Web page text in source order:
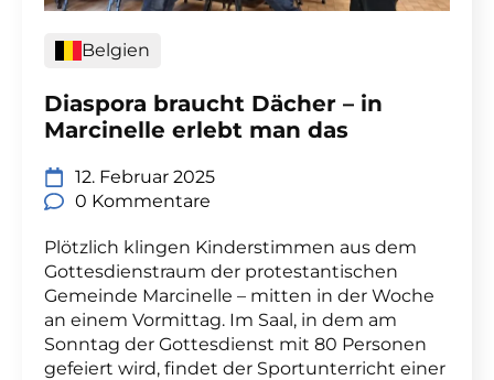
Belgien
Diaspora braucht Dächer – in
Marcinelle erlebt man das
12. Februar 2025
0 Kommentare
Plötzlich klingen Kinderstimmen aus dem
Gottesdienstraum der protestantischen
Gemeinde Marcinelle – mitten in der Woche
an einem Vormittag. Im Saal, in dem am
Sonntag der Gottesdienst mit 80 Personen
gefeiert wird, findet der Sportunterricht einer